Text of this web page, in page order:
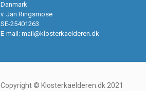
Danmark
v. Jan Ringsmose
SE-25401263
E-mail: mail@klosterkaelderen.dk
Copyright © Klosterkaelderen.dk 2021